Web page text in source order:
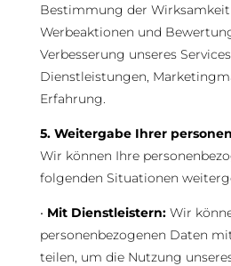
Bestimmung der Wirksamkeit
Werbeaktionen und
Verbesserung unseres
Dienstleistungen,
Erfahrung.
5. Weitergabe Ihrer
Wir können Ihre
folgenden Situationen
• Mit Dienstleistern:Wir
personenbezogenen Daten
teilen, um die Nutzung